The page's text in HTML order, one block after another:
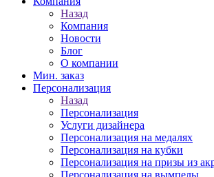
Назад
Компания
Новости
Блог
О компании
Мин. заказ
Персонализация
Назад
Персонализация
Услуги дизайнера
Персонализация на медалях
Персонализация на кубки
Персонализация на призы из
Персонализация на вымпелы